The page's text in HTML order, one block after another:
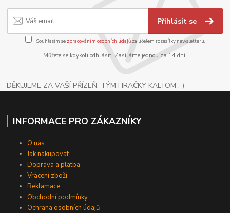
Přihlásit se
Souhlasím se zpracováním osobních údajůza účelem rozesílky newsletteru.
Můžete se kdykoli odhlásit. Zasíláme jednou za 14 dní.
DĚKUJEME ZA VAŠÍ PŘÍZEŇ, TÝM HRAČKY KALTOM .-)
INFORMACE PRO ZÁKAZNÍKY
O nás
Jak nakupovat
Doprava a platba
Vrácení zboží
Reklamace
Obchodní podmínky
Ochrana osobních údajů